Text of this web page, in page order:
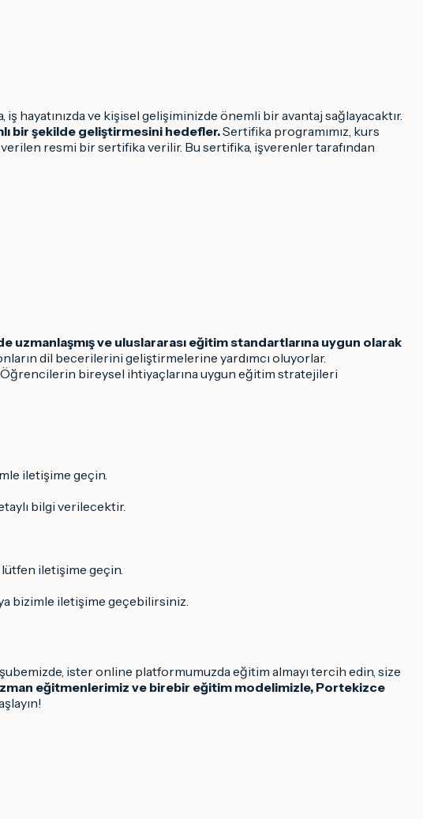
hayatınızda ve kişisel gelişiminizde önemli bir avantaj sağlayacaktır.
bir şekilde geliştirmesini hedefler.Sertifika programımız, kurs
resmi bir sertifika verilir. Bu sertifika, işverenler tarafından
uzmanlaşmış ve uluslararası eğitim standartlarına uygun olarak
dil becerilerini geliştirmelerine yardımcı oluyorlar.
bireysel ihtiyaçlarına uygun eğitim stratejileri
iletişime geçin.
bilgi verilecektir.
iletişime geçin.
bizimle iletişime geçebilirsiniz.
ister online platformumuzda eğitim almayı tercih edin, size
eğitmenlerimiz ve birebir eğitim modelimizle, Portekizce